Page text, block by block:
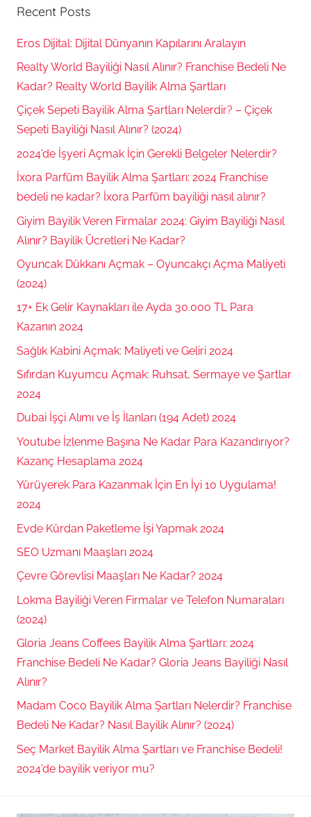
Recent Posts
Eros Dijital: Dijital Dünyanın Kapılarını Aralayın
Realty World Bayiliği Nasıl Alınır? Franchise Bedeli Ne
Kadar? Realty World Bayilik Alma Şartları
Çiçek Sepeti Bayilik Alma Şartları Nelerdir? – Çiçek
Sepeti Bayiliği Nasıl Alınır? (2024)
2024’de İşyeri Açmak İçin Gerekli Belgeler Nelerdir?
İxora Parfüm Bayilik Alma Şartları: 2024 Franchise
bedeli ne kadar? İxora Parfüm bayiliği nasıl alınır?
Giyim Bayilik Veren Firmalar 2024: Giyim Bayiliği Nasıl
Alınır? Bayilik Ücretleri Ne Kadar?
Oyuncak Dükkanı Açmak – Oyuncakçı Açma Maliyeti
(2024)
17+ Ek Gelir Kaynakları ile Ayda 30.000 TL Para
Kazanın 2024
Sağlık Kabini Açmak: Maliyeti ve Geliri 2024
Sıfırdan Kuyumcu Açmak: Ruhsat, Sermaye ve Şartlar
2024
Dubai İşçi Alımı ve İş İlanları (194 Adet) 2024
Youtube İzlenme Başına Ne Kadar Para Kazandırıyor?
Kazanç Hesaplama 2024
Yürüyerek Para Kazanmak İçin En İyi 10 Uygulama!
2024
Evde Kürdan Paketleme İşi Yapmak 2024
SEO Uzmanı Maaşları 2024
Çevre Görevlisi Maaşları Ne Kadar? 2024
Lokma Bayiliği Veren Firmalar ve Telefon Numaraları
(2024)
Gloria Jeans Coffees Bayilik Alma Şartları: 2024
Franchise Bedeli Ne Kadar? Gloria Jeans Bayiliği Nasıl
Alınır?
Madam Coco Bayilik Alma Şartları Nelerdir? Franchise
Bedeli Ne Kadar? Nasıl Bayilik Alınır? (2024)
Seç Market Bayilik Alma Şartları ve Franchise Bedeli!
2024’de bayilik veriyor mu?